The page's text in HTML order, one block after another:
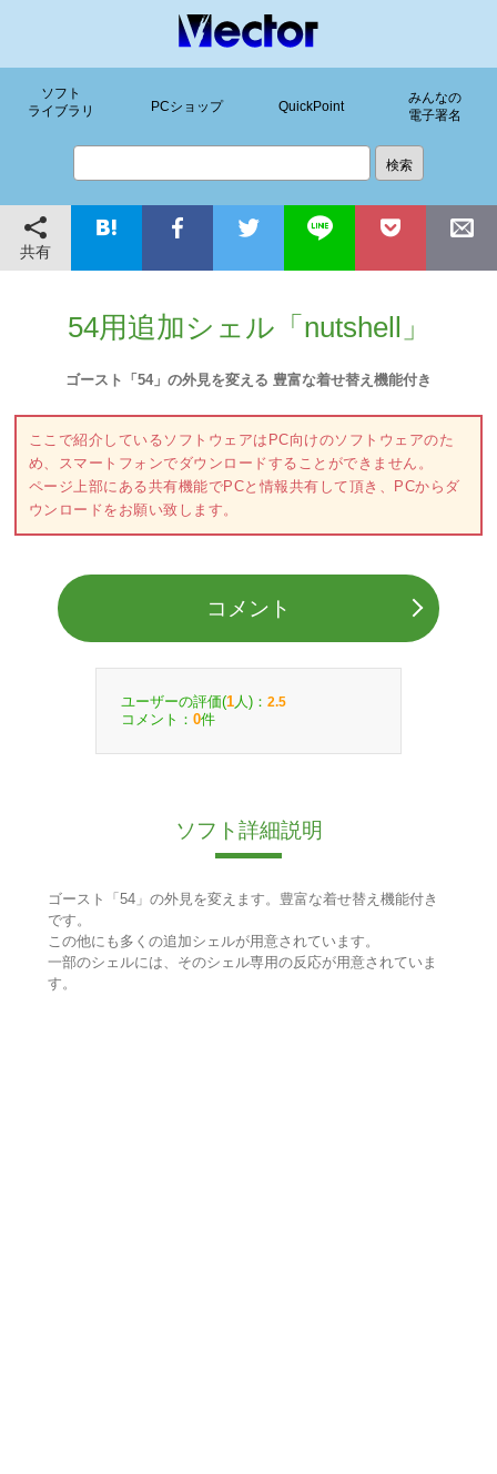
ソフト
ライブラリ
PCショップ QuickPoint
みんなの
電子署名
共有
54用追加シェル「nutshell」
ゴースト「54」の外見を変える 豊富な着せ替え機能付き
ここで紹介しているソフトウェアはPC向けのソフトウェアのた
め、スマートフォンでダウンロードすることができません。
ページ上部にある共有機能でPCと情報共有して頂き、PCからダ
ウンロードをお願い致します。
コメント
ユーザーの評価(1 人)： 2.5
コメント： 0件
ソフト詳細説明
ゴースト「54」の外見を変えます。豊富な着せ替え機能付き
です。
この他にも多くの追加シェルが用意されています。
一部のシェルには、そのシェル専用の反応が用意されていま
す。